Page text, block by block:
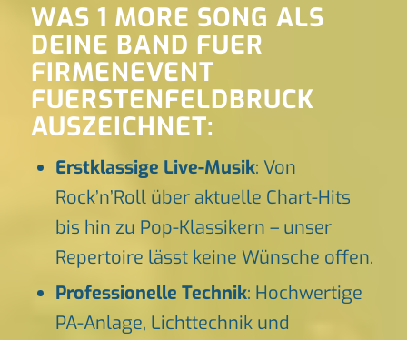
WAS 1 MORE SONG ALS
DEINE BAND FUER
FIRMENEVENT
FUERSTENFELDBRUCK
AUSZEICHNET:
Erstklassige Live-Musik: Von
Rock’n’Roll über aktuelle Chart-Hits
bis hin zu Pop-Klassikern – unser
Repertoire lässt keine Wünsche offen.
Professionelle Technik: Hochwertige
PA-Anlage, Lichttechnik und